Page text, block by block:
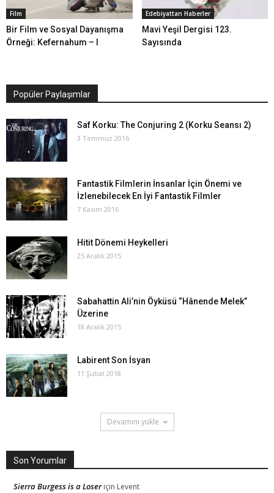
Film
Bir Film ve Sosyal Dayanışma
Örneği: Kefernahum – I
Edebiyattan Haberler
Mavi Yeşil Dergisi 123.
Sayısında
Popüler Paylaşımlar
Saf Korku: The Conjuring 2 (Korku Seansı 2)
3 Temmuz 2016
Fantastik Filmlerin İnsanlar İçin Önemi ve
İzlenebilecek En İyi Fantastik Filmler
7 Kasım 2016
Hitit Dönemi Heykelleri
25 Aralık 2015
Sabahattin Ali’nin Öyküsü “Hânende Melek”
Üzerine
18 Aralık 2015
Labirent Son İsyan
11 Şubat 2018
Devamını yükle
Son Yorumlar
Sierra Burgess is a Loseriçin Levent